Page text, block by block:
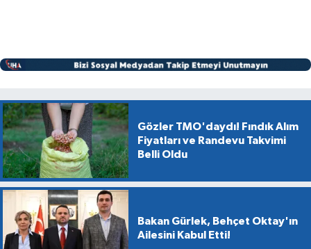
Gözler TMO'daydı! Fındık Alım
Fiyatları ve Randevu Takvimi
Belli Oldu
Bakan Gürlek, Behçet Oktay'ın
Ailesini Kabul Etti!